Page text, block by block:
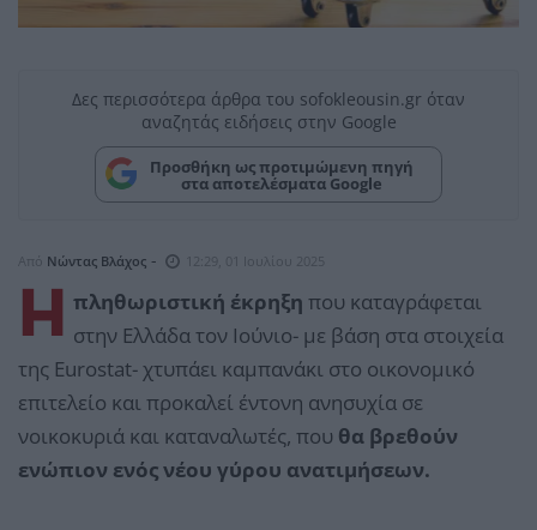
Δες περισσότερα άρθρα του sofokleousin.gr όταν
αναζητάς ειδήσεις στην Google
Προσθήκη ως προτιμώμενη πηγή
στα αποτελέσματα Google
Από Νώντας Βλάχος - 12:29, 01 Ιουλίου 2025
H πληθωριστική έκρηξη που καταγράφεται
στην Ελλάδα τον Ιούνιο- με βάση στα στοιχεία
της Eurostat- χτυπάει καμπανάκι στο οικονομικό
επιτελείο και προκαλεί έντονη ανησυχία σε
νοικοκυριά και καταναλωτές, που θα βρεθούν
ενώπιον ενός νέου γύρου ανατιμήσεων.